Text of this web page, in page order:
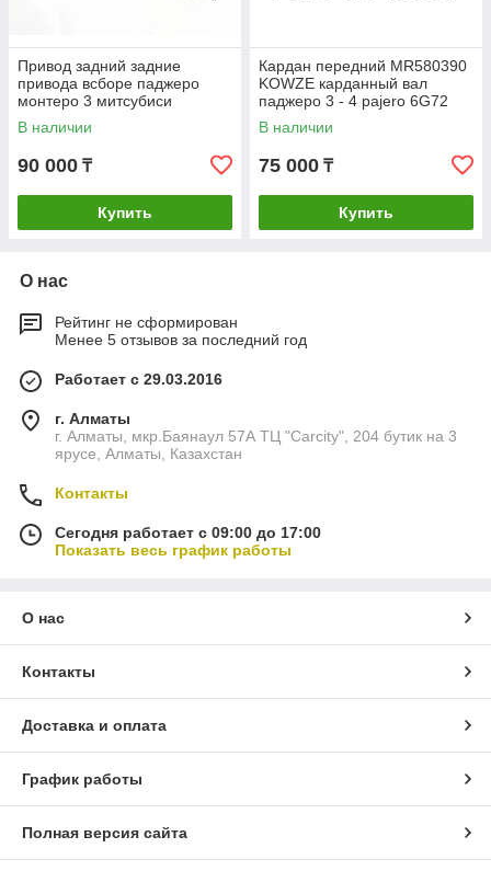
Привод задний задние
привода всборе паджеро
монтеро 3 митсубиси
MR528647 mitsubishi pajero
monero 3 2000-2006
В наличии
90 000 ₸
Купить
Кардан передний MR580390
KOWZE карданный вал
паджеро 3 - 4 pajero 6G72
В наличии
75 000 ₸
Купить
О нас
Рейтинг не сформирован
Менее 5 отзывов за последний год
Работает с 29.03.2016
г. Алматы
г. Алматы, мкр.Баянаул 57А ТЦ "Carcity", 204 бутик на 3
ярусе, Алматы, Казахстан
Контакты
Сегодня работает с 09:00 до 17:00
Показать весь график работы
О нас
Контакты
Доставка и оплата
График работы
Полная версия сайта